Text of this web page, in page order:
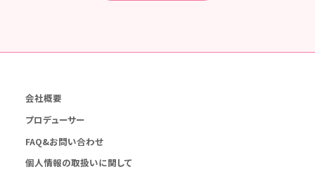
会社概要
プロデューサー
FAQ&お問い合わせ
個人情報の取扱いに関して